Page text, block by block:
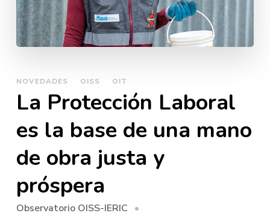
NOVEDADES OISS OIT
La Protección Laboral
es la base de una mano
de obra justa y
próspera
Observatorio OISS-IERIC